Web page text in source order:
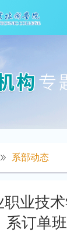
系部动态
业技
系订单